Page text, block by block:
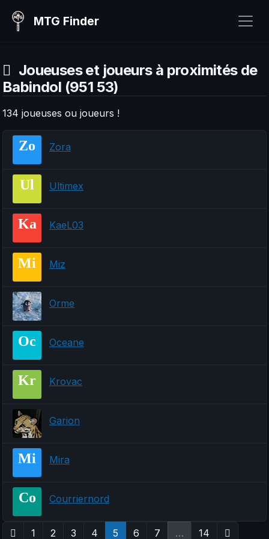
MTG Finder
Joueuses et joueurs à proximités de
Babindol (951 53)
134 joueuses ou joueurs !
Zo Zora
Ul Ultimex
Ka KaeL03
Mi Miz
Orme
Oc Oceane
Kr Krovac
Garion
Mi Mira
Co Courriernord
1 2 3 4 5 6 7 … 14